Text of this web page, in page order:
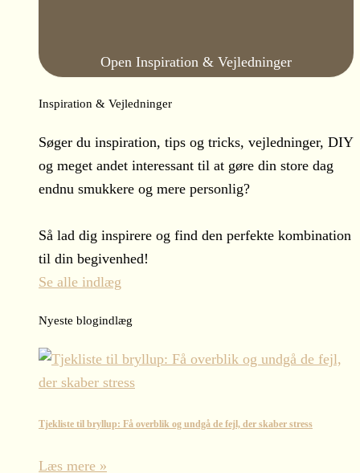
Open Inspiration & Vejledninger
Inspiration & Vejledninger
Søger du inspiration, tips og tricks, vejledninger, DIY
og meget andet interessant til at gøre din store dag
endnu smukkere og mere personlig?
Så lad dig inspirere og find den perfekte kombination
til din begivenhed!
Se alle indlæg
Nyeste blogindlæg
Tjekliste til bryllup: Få overblik og undgå de fejl, der skaber stress
Læs mere »